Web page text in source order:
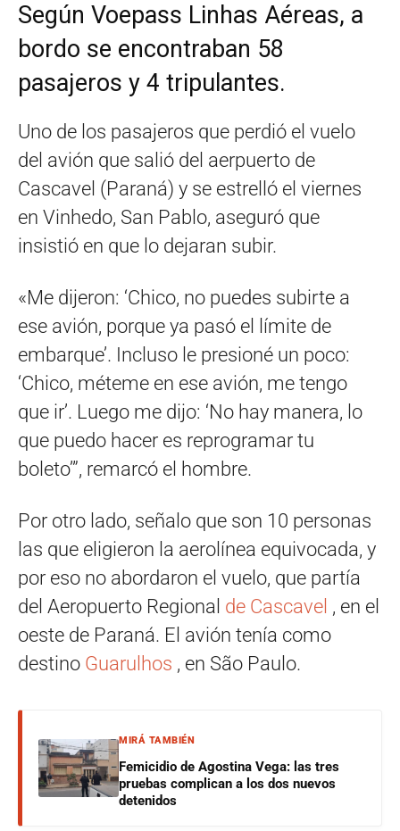
Según Voepass Linhas Aéreas, a
bordo se encontraban 58
pasajeros y 4 tripulantes.
Uno de los pasajeros que perdió el vuelo
del avión que salió del aerpuerto de
Cascavel (Paraná) y se estrelló el viernes
en Vinhedo, San Pablo, aseguró que
insistió en que lo dejaran subir.
«Me dijeron: ‘Chico, no puedes subirte a
ese avión, porque ya pasó el límite de
embarque’. Incluso le presioné un poco:
‘Chico, méteme en ese avión, me tengo
que ir’. Luego me dijo: ‘No hay manera, lo
que puedo hacer es reprogramar tu
boleto’”, remarcó el hombre.
Por otro lado, señalo que son 10 personas
las que eligieron la aerolínea equivocada, y
por eso no abordaron el vuelo, que partía
del Aeropuerto Regional de Cascavel , en el
oeste de Paraná. El avión tenía como
destino Guarulhos , en São Paulo.
MIRÁ TAMBIÉN
Femicidio de Agostina Vega: las tres
pruebas complican a los dos nuevos
detenidos